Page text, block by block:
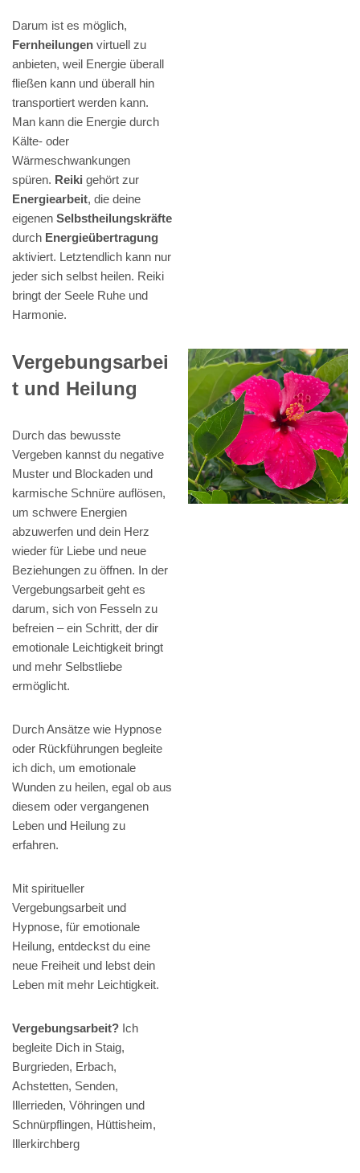
Darum ist es möglich,
Fernheilungen virtuell zu
anbieten, weil Energie überall
fließen kann und überall hin
transportiert werden kann.
Man kann die Energie durch
Kälte- oder
Wärmeschwankungen
spüren. Reiki gehört zur
Energiearbeit, die deine
eigenen Selbstheilungskräfte
durch Energieübertragung
aktiviert. Letztendlich kann nur
jeder sich selbst heilen. Reiki
bringt der Seele Ruhe und
Harmonie.
Vergebungsarbei
t und Heilung
Durch das bewusste
Vergeben kannst du negative
Muster und Blockaden und
karmische Schnüre auflösen,
um schwere Energien
abzuwerfen und dein Herz
wieder für Liebe und neue
Beziehungen zu öffnen. In der
Vergebungsarbeit geht es
darum, sich von Fesseln zu
befreien – ein Schritt, der dir
emotionale Leichtigkeit bringt
und mehr Selbstliebe
ermöglicht.
Durch Ansätze wie Hypnose
oder Rückführungen begleite
ich dich, um emotionale
Wunden zu heilen, egal ob aus
diesem oder vergangenen
Leben und Heilung zu
erfahren.
Mit spiritueller
Vergebungsarbeit und
Hypnose, für emotionale
Heilung, entdeckst du eine
neue Freiheit und lebst dein
Leben mit mehr Leichtigkeit.
Vergebungsarbeit? Ich
begleite Dich in Staig,
Burgrieden, Erbach,
Achstetten, Senden,
Illerrieden, Vöhringen und
Schnürpflingen, Hüttisheim,
Illerkirchberg